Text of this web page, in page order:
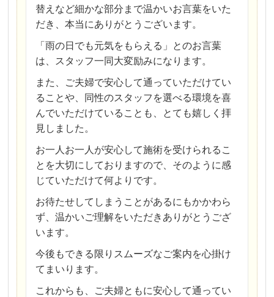
替えなど細かな部分まで温かいお言葉をいた
だき、本当にありがとうございます。
「雨の日でも元気をもらえる」とのお言葉
は、スタッフ一同大変励みになります。
また、ご夫婦で安心して通っていただけてい
ることや、同性のスタッフを選べる環境を喜
んでいただけていることも、とても嬉しく拝
見しました。
お一人お一人が安心して施術を受けられるこ
とを大切にしておりますので、そのように感
じていただけて何よりです。
お待たせしてしまうことがあるにもかかわら
ず、温かいご理解をいただきありがとうござ
います。
今後もできる限りスムーズなご案内を心掛け
てまいります。
これからも、ご夫婦ともに安心して通ってい